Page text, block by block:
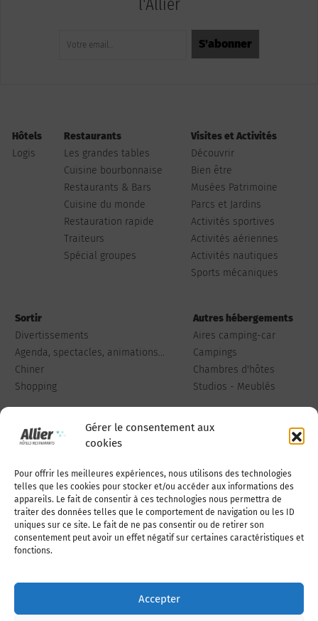
Gérer le consentement aux
cookies
Pour offrir les meilleures expériences, nous utilisons des technologies
telles que les cookies pour stocker et/ou accéder aux informations des
appareils. Le fait de consentir à ces technologies nous permettra de
traiter des données telles que le comportement de navigation ou les ID
uniques sur ce site. Le fait de ne pas consentir ou de retirer son
consentement peut avoir un effet négatif sur certaines caractéristiques et
fonctions.
Accepter
Hôtels
Logis
Restaurants
Les grandes tables
Cuisine bourbonnaise
Restaurants & Bars
Cuisine du monde
Restauration rapide
Traiteurs
Spécial groupes
Visites et Activités
Découvrir
Bien être
Musées Patrimoine
Parcs et Jardins
Activités sportives
Activités aériennes
Activités nautiques
Sports mécaniques
Sortir
Divertissements
Agenda, spectacles, animations...
Chiner
Shopping
Autres hébergements
Aires camping-car
Campings
Chambres d'hôtes
Studios - Meublés
Qui sommes-nous Publiez votre annonce
Adhérer à l’association Nous contacter